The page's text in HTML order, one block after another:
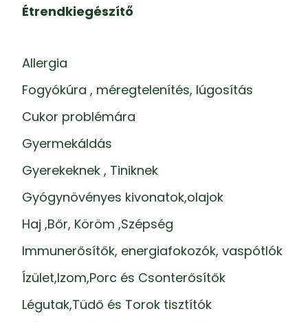
Étrendkiegészítő
Allergia
Fogyókúra , méregtelenítés, lúgosítás
Cukor problémára
Gyermekáldás
Gyerekeknek , Tiniknek
Gyógynövényes kivonatok,olajok
Haj ,Bőr, Köröm ,Szépség
Immunerősítők, energiafokozók, vaspótlók
Ízület,Izom,Porc és Csonterősítők
Légutak,Tüdő és Torok tisztítók